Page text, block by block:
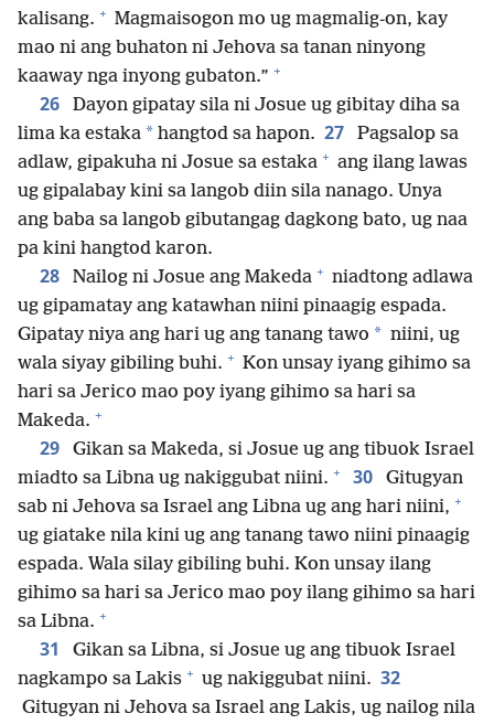
kalisang. + Magmaisogon mo ug magmalig-on, kay
mao ni ang buhaton ni Jehova sa tanan ninyong
kaaway nga inyong gubaton.” +
26
Dayon gipatay sila ni Josue ug gibitay diha sa
lima ka estaka * hangtod sa hapon. 27
Pagsalop sa
adlaw, gipakuha ni Josue sa estaka + ang ilang lawas
ug gipalabay kini sa langob diin sila nanago. Unya
ang baba sa langob gibutangag dagkong bato, ug naa
pa kini hangtod karon.
28 Nailog ni Josue ang Makeda + niadtong adlawa
ug gipamatay ang katawhan niini pinaagig espada.
Gipatay niya ang hari ug ang tanang tawo * niini, ug
wala siyay gibiling buhi. + Kon unsay iyang gihimo sa
hari sa Jerico mao poy iyang gihimo sa hari sa
Makeda. +
29
Gikan sa Makeda, si Josue ug ang tibuok Israel
miadto sa Libna ug nakiggubat niini. + 30
Gitugyan
sab ni Jehova sa Israel ang Libna ug ang hari niini, +
ug giatake nila kini ug ang tanang tawo niini pinaagig
espada. Wala silay gibiling buhi. Kon unsay ilang
gihimo sa hari sa Jerico mao poy ilang gihimo sa hari
sa Libna. +
31
Gikan sa Libna, si Josue ug ang tibuok Israel
nagkampo sa Lakis + ug nakiggubat niini. 32
Gitugyan ni Jehova sa Israel ang Lakis, ug nailog nila